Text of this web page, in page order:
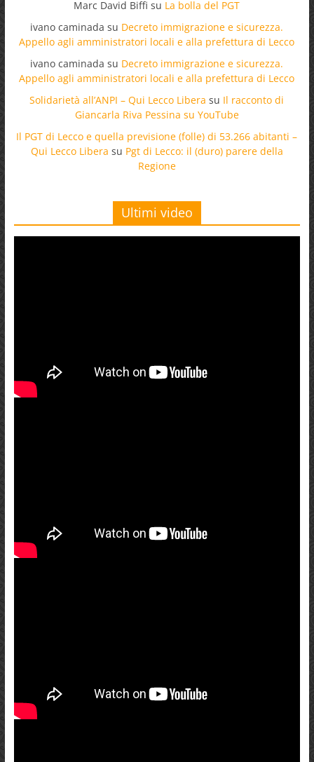
Marc David Biffi su La bolla del PGT
ivano caminada su Decreto immigrazione e sicurezza.
Appello agli amministratori locali e alla prefettura di Lecco
ivano caminada su Decreto immigrazione e sicurezza.
Appello agli amministratori locali e alla prefettura di Lecco
Solidarietà all’ANPI – Qui Lecco Libera su Il racconto di
Giancarla Riva Pessina su YouTube
Il PGT di Lecco e quella previsione (folle) di 53.266 abitanti –
Qui Lecco Libera su Pgt di Lecco: il (duro) parere della
Regione
Ultimi video